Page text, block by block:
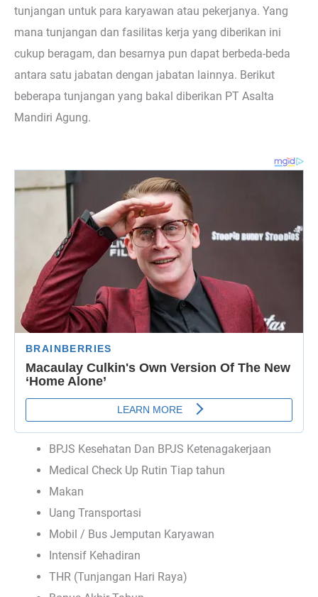
tunjangan untuk para karyawan atau pekerjanya. Yang
mana tunjangan dan fasilitas kerja yang diberikan ini
cukup beragam, dan besarnya pun dapat berbeda-beda
antara satu jabatan dengan jabatan lainnya. Berikut
beberapa tunjangan yang bakal diberikan PT Asalta
Mandiri Agung.
BPJS Kesehatan Dan BPJS Ketenagakerjaan
Medical Check Up Rutin Tiap tahun
Makan
Uang Transportasi
Mobil / Bus Jemputan Karyawan
Intensif Kehadiran
THR (Tunjangan Hari Raya)